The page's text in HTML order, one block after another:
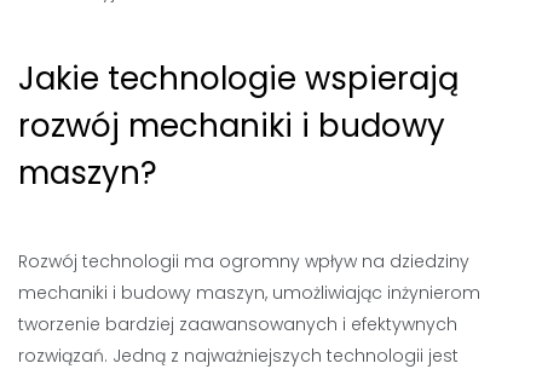
Jakie technologie wspierają
rozwój mechaniki i budowy
maszyn?
Rozwój technologii ma ogromny wpływ na dziedziny
mechaniki i budowy maszyn, umożliwiając inżynierom
tworzenie bardziej zaawansowanych i efektywnych
rozwiązań. Jedną z najważniejszych technologii jest